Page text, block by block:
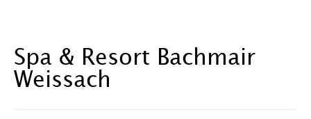
Spa & Resort Bachmair
Weissach